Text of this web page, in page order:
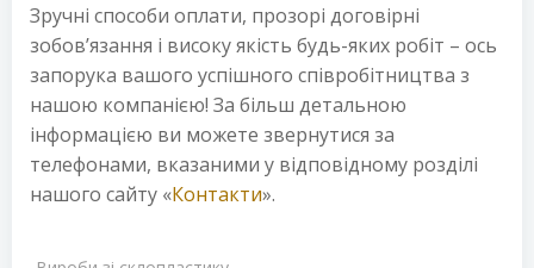
Зручні способи оплати, прозорі договірні
зобов’язання і високу якість будь-яких робіт – ось
запорука вашого успішного співробітництва з
нашою компанією! За більш детальною
інформацією ви можете звернутися за
телефонами, вказаними у відповідному розділі
нашого сайту «Контакти».